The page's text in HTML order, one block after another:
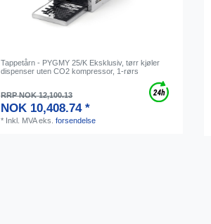
Tappetårn - PYGMY 25/K Eksklusiv, tørr kjøler
dispenser uten CO2 kompressor, 1-rørs
RRP NOK 12,100.13
NOK 10,408.74 *
* Inkl. MVAeks.forsendelse